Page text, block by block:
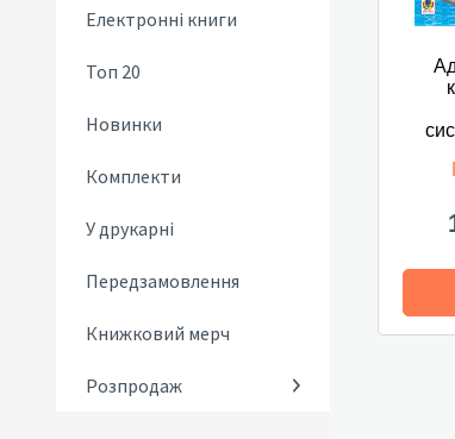
Електронні книги
Топ 20
Новинки
Комплекти
У друкарні
Передзамовлення
Книжковий мерч
Розпродаж